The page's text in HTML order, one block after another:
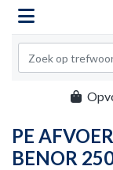
PE
BENOR